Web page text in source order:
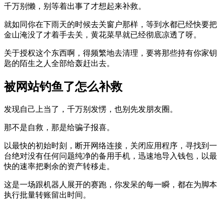
千万别懒，别等着出事了才想起来补救。
就如同你在下雨天的时候去关窗户那样，等到水都已经快要把
金山淹没了才着手去关，黄花菜早就已经彻底凉透了呀。
关于授权这个东西啊，得频繁地去清理，要将那些持有你家钥
匙的陌生之人全部给轰赶出去。
被网站钓鱼了怎么补救
发现自己上当了，千万别发愣，也别先发朋友圈。
那不是自救，那是给骗子报喜。
以最快的初始时刻，断开网络连接，关闭应用程序，寻找到一
台绝对没有任何问题纯净的备用手机，迅速地导入钱包，以最
快的速率把剩余的资产转移走。
这是一场跟机器人展开的赛跑，你发呆的每一瞬，都在为脚本
执行批量转账留出时间。